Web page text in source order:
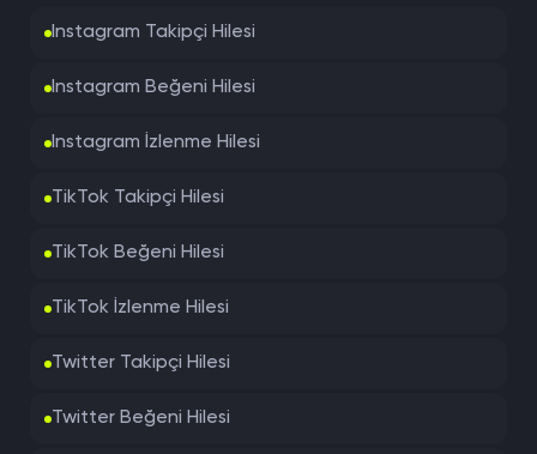
Instagram Takipçi Hilesi
Instagram Beğeni Hilesi
Instagram İzlenme Hilesi
TikTok Takipçi Hilesi
TikTok Beğeni Hilesi
TikTok İzlenme Hilesi
Twitter Takipçi Hilesi
Twitter Beğeni Hilesi